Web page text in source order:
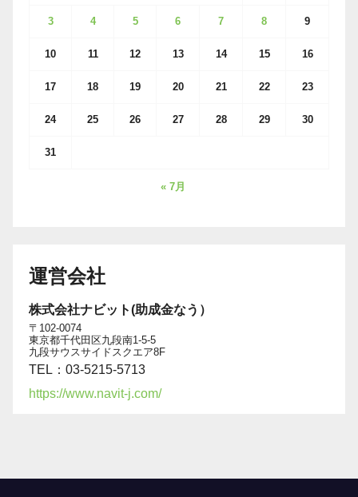
3 4 5 6 7 8 9
10 11 12 13 14 15 16
17 18 19 20 21 22 23
24 25 26 27 28 29 30
31
« 7月
運営会社
株式会社ナビット(助成金なう）
〒102-0074
東京都千代田区九段南1-5-5
九段サウスサイドスクエア8F
TEL：03-5215-5713
https://www.navit-j.com/